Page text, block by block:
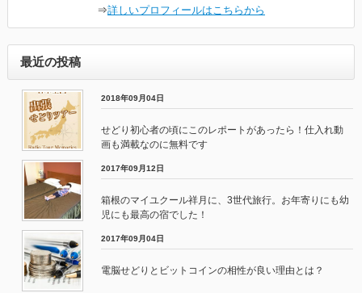
⇒詳しいプロフィールはこちらから
最近の投稿
2018年09月04日
せどり初心者の頃にこのレポートがあったら！仕入れ動
画も満載なのに無料です
2017年09月12日
箱根のマイユクール祥月に、3世代旅行。お年寄りにも幼
児にも最高の宿でした！
2017年09月04日
電脳せどりとビットコインの相性が良い理由とは？